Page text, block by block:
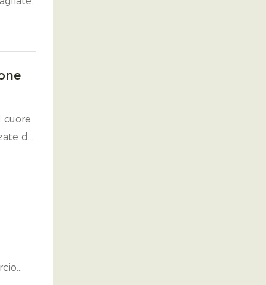
cuore
di